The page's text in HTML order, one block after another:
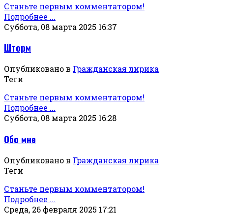
Станьте первым комментатором!
Подробнее ...
Суббота, 08 марта 2025 16:37
Шторм
Опубликовано в Гражданская лирика
Теги
Станьте первым комментатором!
Подробнее ...
Суббота, 08 марта 2025 16:28
Обо мне
Опубликовано в Гражданская лирика
Теги
Станьте первым комментатором!
Подробнее ...
Среда, 26 февраля 2025 17:21